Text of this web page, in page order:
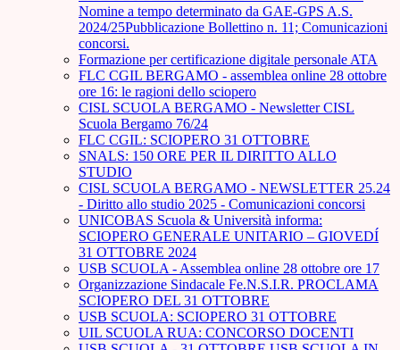
Nomine a tempo determinato da GAE-GPS A.S.
2024/25Pubblicazione Bollettino n. 11; Comunicazioni
concorsi.
Formazione per certificazione digitale personale ATA
FLC CGIL BERGAMO - assemblea online 28 ottobre
ore 16: le ragioni dello sciopero
CISL SCUOLA BERGAMO - Newsletter CISL
Scuola Bergamo 76/24
FLC CGIL: SCIOPERO 31 OTTOBRE
SNALS: 150 ORE PER IL DIRITTO ALLO
STUDIO
CISL SCUOLA BERGAMO - NEWSLETTER 25.24
- Diritto allo studio 2025 - Comunicazioni concorsi
UNICOBAS Scuola & Università informa:
SCIOPERO GENERALE UNITARIO – GIOVEDÍ
31 OTTOBRE 2024
USB SCUOLA - Assemblea online 28 ottobre ore 17
Organizzazione Sindacale Fe.N.S.I.R. PROCLAMA
SCIOPERO DEL 31 OTTOBRE
USB SCUOLA: SCIOPERO 31 OTTOBRE
UIL SCUOLA RUA: CONCORSO DOCENTI